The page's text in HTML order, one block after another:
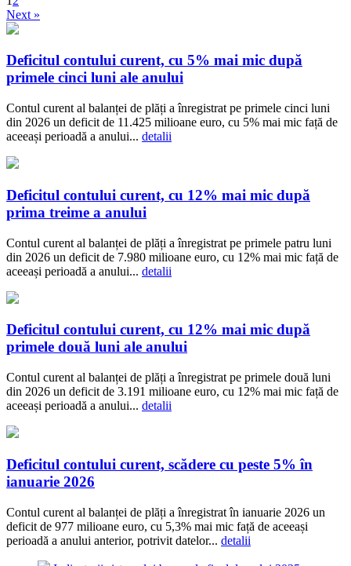
Next »
Deficitul contului curent, cu 5% mai mic după
primele cinci luni ale anului
Contul curent al balanței de plăți a înregistrat pe primele cinci luni
din 2026 un deficit de 11.425 milioane euro, cu 5% mai mic față de
aceeași perioadă a anului... detalii
Deficitul contului curent, cu 12% mai mic după
prima treime a anului
Contul curent al balanței de plăți a înregistrat pe primele patru luni
din 2026 un deficit de 7.980 milioane euro, cu 12% mai mic față de
aceeași perioadă a anului... detalii
Deficitul contului curent, cu 12% mai mic după
primele două luni ale anului
Contul curent al balanței de plăți a înregistrat pe primele două luni
din 2026 un deficit de 3.191 milioane euro, cu 12% mai mic față de
aceeași perioadă a anului... detalii
Deficitul contului curent, scădere cu peste 5% în
ianuarie 2026
Contul curent al balanței de plăți a înregistrat în ianuarie 2026 un
deficit de 977 milioane euro, cu 5,3% mai mic față de aceeași
perioadă a anului anterior, potrivit datelor... detalii